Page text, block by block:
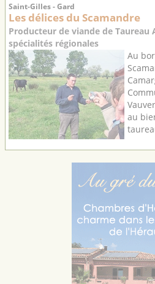
Saint-Gilles - Gard
Les délices du Scamandre
Producteur de viande de Taureau
spécialités régionales
Au
au